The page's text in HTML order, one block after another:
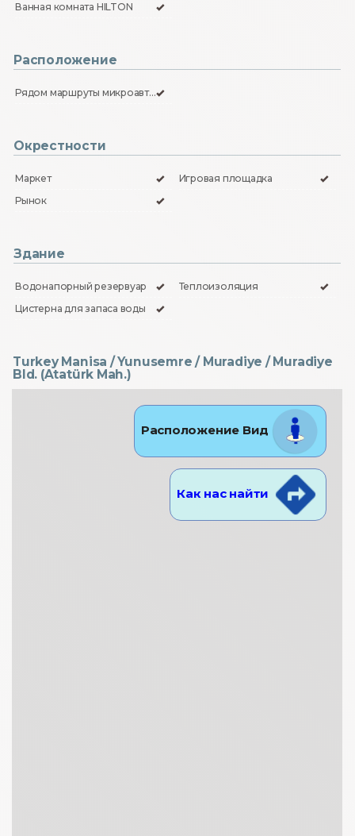
Ванная комната HILTON
Расположение
Рядом маршруты микроавтобусов
Окрестности
Маркет
Игровая площадка
Рынок
Здание
Водонапорный резервуар
Теплоизоляция
Цистерна для запаса воды
Turkey Manisa / Yunusemre / Muradiye / Muradiye
Bld. (Atatürk Mah.)
Расположение Вид
Как нас найти